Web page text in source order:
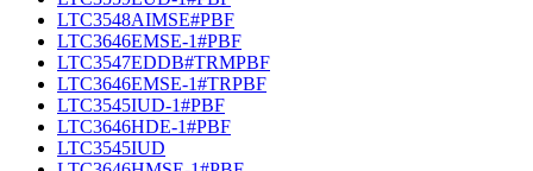
LTC3548AIMSE#PBF
LTC3646EMSE-1#PBF
LTC3547EDDB#TRMPBF
LTC3646EMSE-1#TRPBF
LTC3545IUD-1#PBF
LTC3646HDE-1#PBF
LTC3545IUD